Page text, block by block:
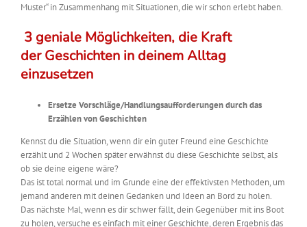
Muster“ in Zusammenhang mit Situationen, die wir schon erlebt haben.
3 geniale Möglichkeiten, die Kraft
der Geschichten in deinem Alltag
einzusetzen
Ersetze Vorschläge/Handlungsaufforderungen durch das
Erzählen von Geschichten
Kennst du die Situation, wenn dir ein guter Freund eine Geschichte
erzählt und 2 Wochen später erwähnst du diese Geschichte selbst, als
ob sie deine eigene wäre?
Das ist total normal und im Grunde eine der effektivsten Methoden, um
jemand anderen mit deinen Gedanken und Ideen an Bord zu holen.
Das nächste Mal, wenn es dir schwer fällt, dein Gegenüber mit ins Boot
zu holen, versuche es einfach mit einer Geschichte, deren Ergebnis das